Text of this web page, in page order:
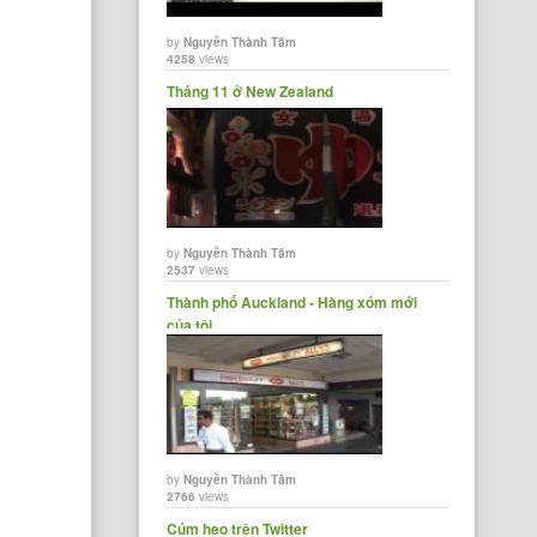
byNguyễn Thành Tâm
4258 views
Tháng 11 ở New Zealand
byNguyễn Thành Tâm
2537 views
Thành phố Auckland - Hàng xóm mới
của tôi
byNguyễn Thành Tâm
2766 views
Cúm heo trên Twitter